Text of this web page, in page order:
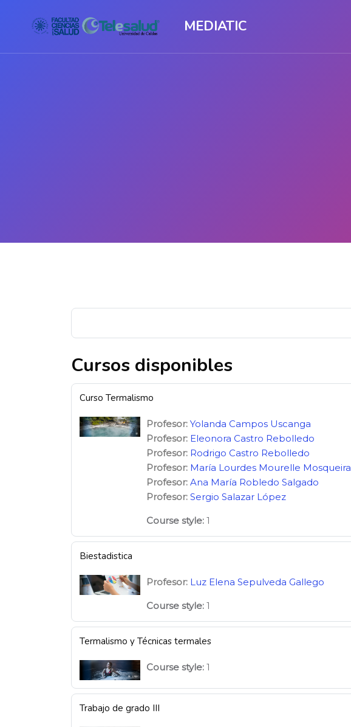
MEDIATIC
Bloques
Cursos disponibles
Curso Termalismo
Profesor: Yolanda Campos Uscanga
Profesor: Eleonora Castro Rebolledo
Profesor: Rodrigo Castro Rebolledo
Profesor: María Lourdes Mourelle Mosqueira
Profesor: Ana María Robledo Salgado
Profesor: Sergio Salazar López
Course style: 1
Biestadistica
Profesor: Luz Elena Sepulveda Gallego
Course style: 1
Termalismo y Técnicas termales
Course style: 1
Trabajo de grado III